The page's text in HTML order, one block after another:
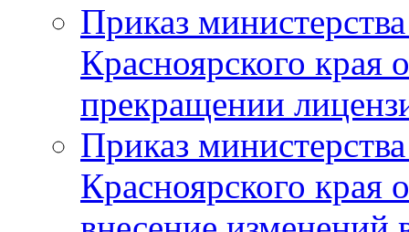
Приказ
Красноярского
прекращении
Приказ
Красноярского